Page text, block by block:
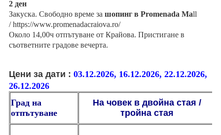
2 ден
Закуска. Свободно време за шопинг в Promenada Mall
/ https://www.promenadacraiova.ro/
Около 14,00ч отпътуване от Крайова. Пристигане в
съответните градове вечерта.
Цени за дати : 03.12.2026, 16.12.2026, 22.12.2026,
26.12.2026
Град на
отпътуване
На човек в двойна стая /
тройна стая